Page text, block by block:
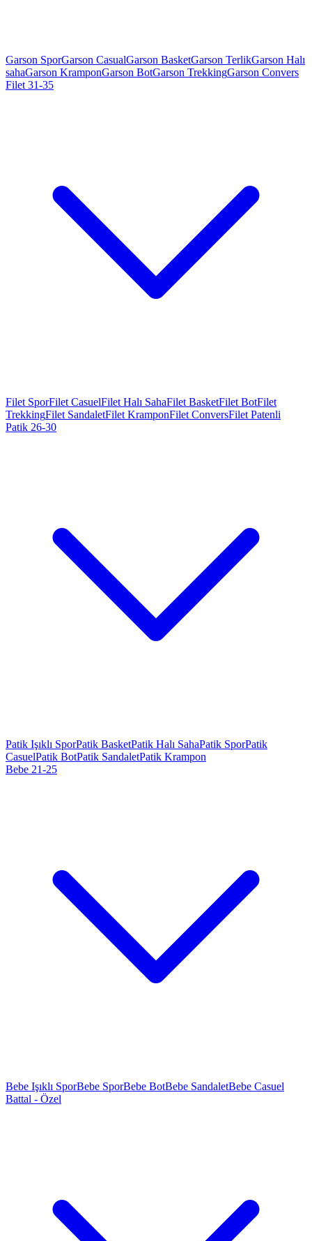
Garson SporGarson CasualGarson BasketGarson TerlikGarson Halı
sahaGarson KramponGarson BotGarson TrekkingGarson Convers
Filet 31-35
Filet SporFilet CasuelFilet Halı SahaFilet BasketFilet BotFilet
TrekkingFilet SandaletFilet KramponFilet ConversFilet Patenli
Patik 26-30
Patik Işıklı SporPatik BasketPatik Halı SahaPatik SporPatik
CasuelPatik BotPatik SandaletPatik Krampon
Bebe 21-25
Bebe Işıklı SporBebe SporBebe BotBebe SandaletBebe Casuel
Battal - Özel